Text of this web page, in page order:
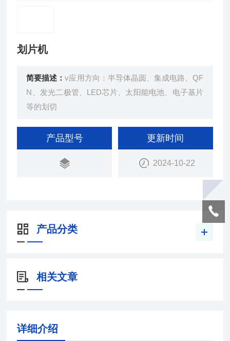
划片机
简要描述：v应用方向：半导体晶圆、集成电路、QF
N、发光二极管、LED芯片、太阳能电池、电子基片
等的划切
产品型号 更新时间
2024-10-22
产品分类
相关文章
详细介绍